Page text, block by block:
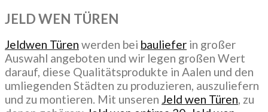
JELD WEN TÜREN
Jeldwen Türen werden bei bauliefer in großer
Auswahl angeboten und wir legen großen Wert
darauf, diese Qualitätsprodukte in Aalen und den
umliegenden Städten zu produzieren, auszuliefern
und zu montieren. Mit unseren Jeld wen Türen, zu